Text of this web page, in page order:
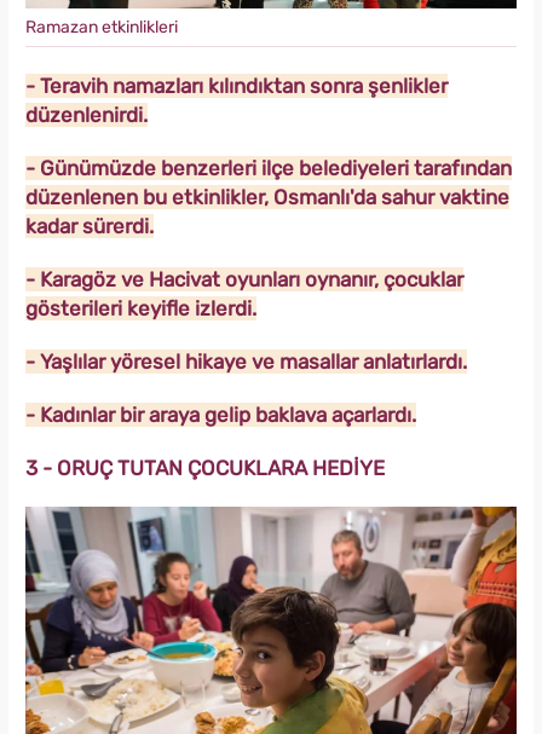
Ramazan etkinlikleri
- Teravih namazları kılındıktan sonra şenlikler
düzenlenirdi.
- Günümüzde benzerleri ilçe belediyeleri tarafından
düzenlenen bu etkinlikler, Osmanlı'da sahur vaktine
kadar sürerdi.
- Karagöz ve Hacivat oyunları oynanır, çocuklar
gösterileri keyifle izlerdi.
- Yaşlılar yöresel hikaye ve masallar anlatırlardı.
- Kadınlar bir araya gelip baklava açarlardı.
3 - ORUÇ TUTAN ÇOCUKLARA HEDİYE